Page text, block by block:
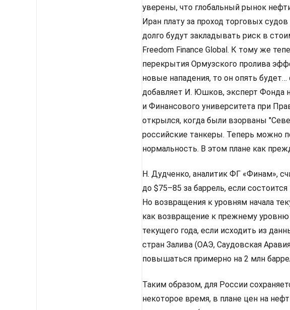
уверены, что глобальный рынок
Иран плату за проход торговых
долго будут закладывать риск в
Freedom Finance Global. К тому же
перекрытия Ормузского пролива
новые нападения, то он опять
добавляет И. Юшков, эксперт Фонда
и Финансового университета при
открылся, когда были взорваны
российские танкеры. Теперь можно
нормальность. В этом плане как
Н. Дудченко, аналитик ФГ «Финам»,
до $75–85 за баррель, если
Но возвращения к уровням начала
как возвращение к прежнему уровню
текущего года, если исходить из
стран Залива (ОАЭ, Саудовская
повышаться примерно на 2 млн
Таким образом, для России
некоторое время, в плане цен на